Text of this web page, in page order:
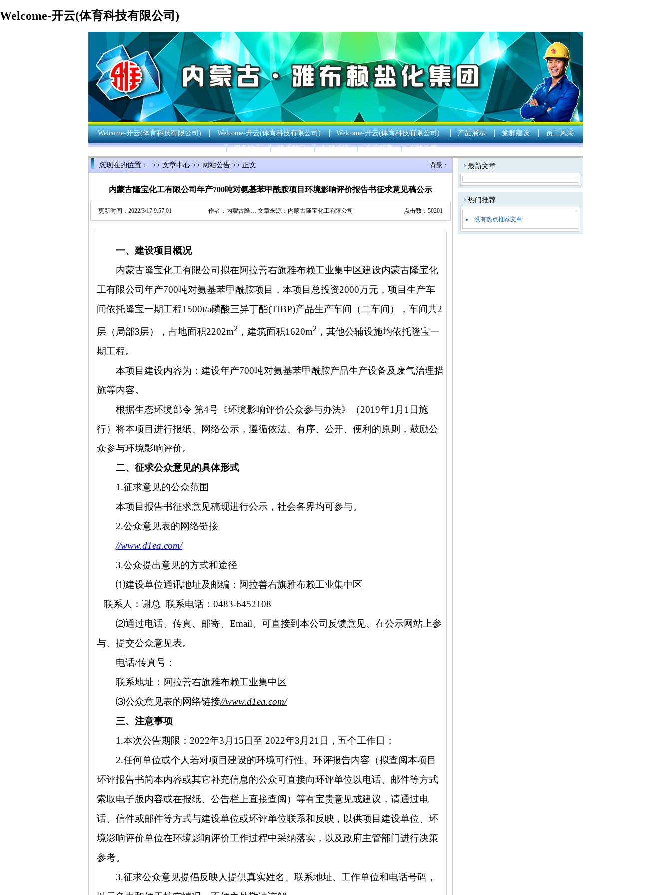
Welcome-开云(体育科技有限公司)
Welcome-开云(体育科技有限公司) Welcome-开云(体育科技有限公司) Welcome-开云(体育科技有限公司) 产品展示 党群建设
员工风采
服务中心
联系我们 招聘系统 企业留言 在线视频
背景：
您现在的位置： >> 文章中心 >> 网站公告 >> 正文
内蒙古隆宝化工有限公司年产700吨对氨基苯甲酰胺项目环境影响评价报告书征求意见稿公示
更新时间：2022/3/17 9:57:01 作者： 内蒙古隆… 文章来源： 内蒙古隆宝化工有限公司 点击数：50201
一、建设项目概况
内蒙古隆宝化工有限公司拟在阿拉善右旗雅布赖工业集中区建设内蒙古隆宝化
工有限公司年产700吨对氨基苯甲酰胺项目，本项目总投资2000万元，项目生产车
间依托隆宝一期工程1500t/a磷酸三异丁酯(TIBP)产品生产车间（二车间），车间共2
层（局部3层），占地面积2202m2 ，建筑面积1620m2 ，其他公辅设施均依托隆宝一
期工程。
本项目建设内容为：建设年产700吨对氨基苯甲酰胺产品生产设备及废气治理措
施等内容。
根据生态环境部令 第4号《环境影响评价公众参与办法》（2019年1 月 1 日施
行）将本项目进行报纸、网络公示，遵循依法、有序、公开、便利的原则，鼓励公
众参与环境影响评价。
二、征求公众意见的具体形式
1.征求意见的公众范围
本项目报告书征求意见稿现进行公示，社会各界均可参与。
2.公众意见表的网络链接
//www.d1ea.com/
3.公众提出意见的方式和途径
⑴建设单位通讯地址及邮编： 阿拉善右旗雅布赖工业集中区
联系人：谢总 联系电话： 0483-6452108
⑵通过电话、传真、邮寄、 Email、可直接到本公司反馈意见、在公示网站上参
与、提交公众意见表。
电话/传真号：
联系地址：阿拉善右旗雅布赖工业集中区
⑶公众意见表的网络链接//www.d1ea.com/
三、注意事项
1.本次公告期限： 2022年3 月 15日至 2022年3 月 21 日，五个工作日；
2.任何单位或个人若对项目建设的环境可行性、环评报告内容（拟查阅本项目
环评报告书简本内容或其它补充信息的公众可直接向环评单位以电话、邮件等方式
索取电子版内容或在报纸、公告栏上直接查阅）等有宝贵意见或建议，请通过电
话、信件或邮件等方式与建设单位或环评单位联系和反映，以供项目建设单位、环
境影响评价单位在环境影响评价工作过程中采纳落实，以及政府主管部门进行决策
参考。
3.征求公众意见提倡反映人提供真实姓名、联系地址、工作单位和电话号码，
最新文章
热门推荐
没有热点推荐文章